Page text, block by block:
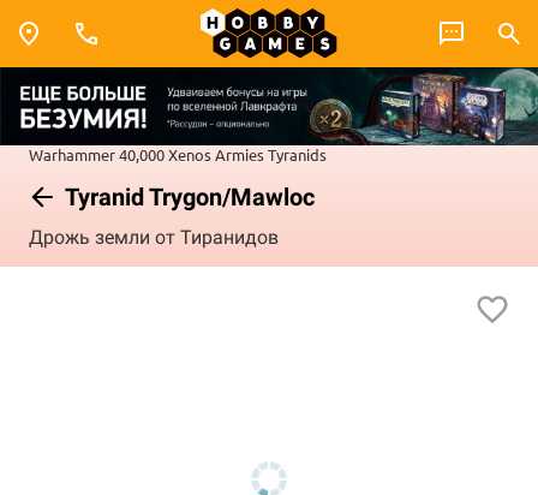
Warhammer 40,000Xenos ArmiesTyranids
Tyranid Trygon/Mawloc
Дрожь земли от Тиранидов